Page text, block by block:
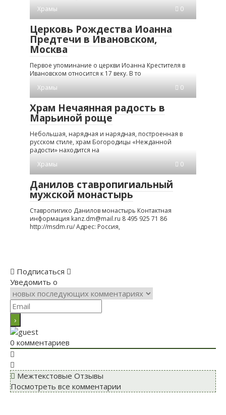
Храмы
0
Церковь Рождества Иоанна
Предтечи в Ивановском,
Москва
Первое упоминание о церкви Иоанна Крестителя в
Ивановском относится к 17 веку. В то
Храмы
0
Храм Нечаянная радость в
Марьиной роще
Небольшая, нарядная и нарядная, построенная в
русском стиле, храм Богородицы «Нежданной
радости» находится на
Храмы
0
Данилов ставропигиальный
мужской монастырь
Ставропигико Данилов монастырь Контактная
информация kanz.dm@mail.ru 8 495 925 71 86
http://msdm.ru/ Адрес: Россия,
Подписаться
Уведомить о
0 комментариев
Межтекстовые Отзывы
Посмотреть все комментарии